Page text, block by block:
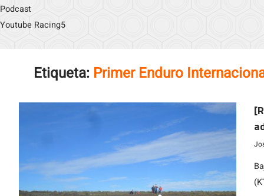
Podcast
Youtube Racing5
Etiqueta: Primer Enduro